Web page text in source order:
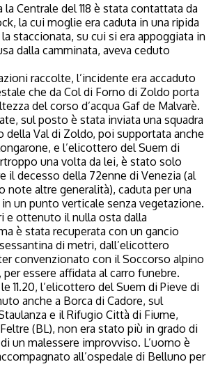
la Centrale del 118 è stata contattata da
la cui moglie era caduta in una ripida
staccionata, su cui si era appoggiata in
dalla camminata, aveva ceduto
raccolte, l’incidente era accaduto
che da Col di Forno di Zoldo porta
del corso d’acqua Gaf de Malvarè.
sul posto è stata inviata una squadra
della Val di Zoldo, poi supportata anche
e l’elicottero del Suem di
una volta da lei, è stato solo
il decesso della 72enne di Venezia (al
note altre generalità), caduta per una
un punto verticale senza vegetazione.
e ottenuto il nulla osta dalla
è stata recuperata con un gancio
di metri, dall’elicottero
convenzionato con il Soccorso alpino
essere affidata al carro funebre.
11.20, l’elicottero del Suem di Pieve di
anche a Borca di Cadore, sul
e il Rifugio Città di Fiume,
(BL), non era stato più in grado di
un malessere improvviso. L’uomo è
all’ospedale di Belluno per